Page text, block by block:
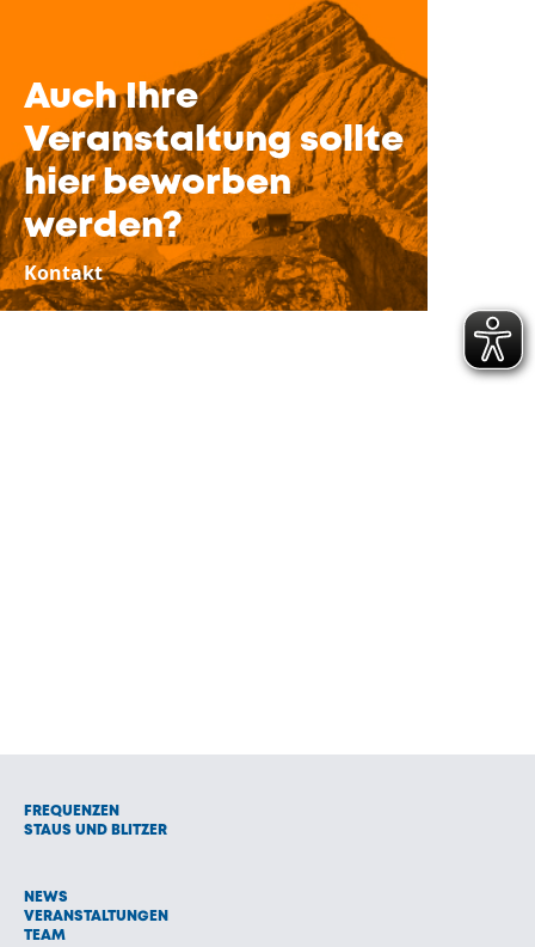
Auch Ihre
Veranstaltung sollte
hier beworben
werden?
Kontakt
FREQUENZEN
STAUS UND BLITZER
NEWS
VERANSTALTUNGEN
TEAM